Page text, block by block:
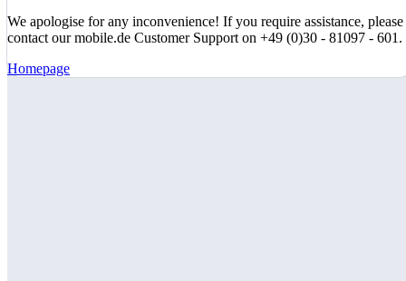
We apologise for any inconvenience! If you require assistance, please
contact our mobile.de Customer Support on +49 (0)30 - 81097 - 601.
Homepage